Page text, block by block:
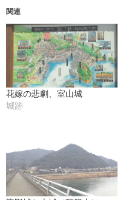
関連
花嫁の悲劇、室山城
城跡